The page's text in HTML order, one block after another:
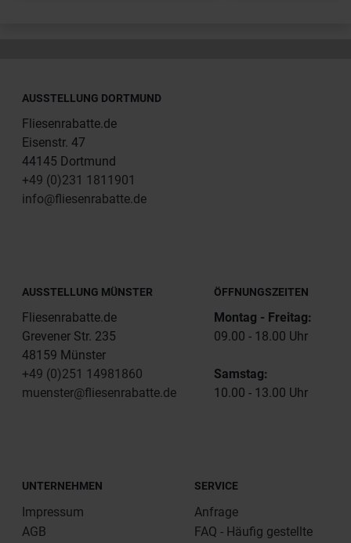
AUSSTELLUNG DORTMUND
Fliesenrabatte.de
Eisenstr. 47
44145 Dortmund
+49 (0)231 1811901
info@fliesenrabatte.de
AUSSTELLUNG MÜNSTER
Fliesenrabatte.de
Grevener Str. 235
48159 Münster
+49 (0)251 14981860
muenster@fliesenrabatte.de
ÖFFNUNGSZEITEN
Montag - Freitag:
09.00 - 18.00 Uhr
Samstag:
10.00 - 13.00 Uhr
UNTERNEHMEN
Impressum
AGB
SERVICE
Anfrage
FAQ - Häufig gestellte